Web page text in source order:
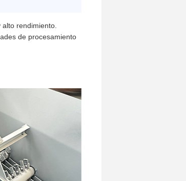
rendimiento.
de procesamiento